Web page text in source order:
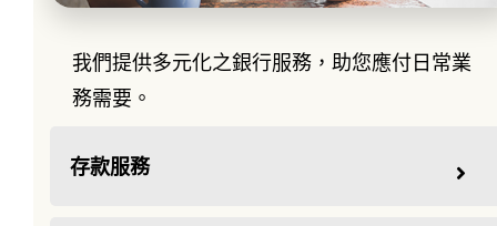
我們提供多元化之銀行服務，助您應付日常業
務需要。
存款服務